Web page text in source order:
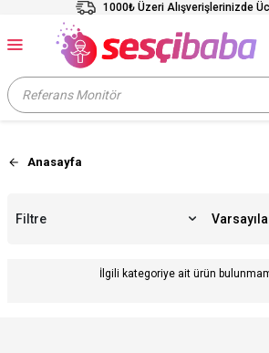
1000₺ Üzeri Alışverişlerinizde
Anasayfa
Filtre
İlgili kategoriye ait ürün